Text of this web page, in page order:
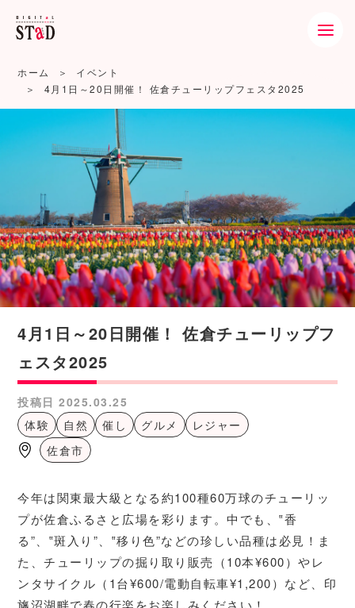
ホーム
イベント
4月1日～20日開催！ 佐倉チューリップフェスタ2025
4月1日～20日開催！ 佐倉チューリップフ
ェスタ2025
投稿日2025.03.25
体験
自然 催し グルメ
レジャー
佐倉市
今年は関東最大級となる約100種60万球のチューリッ
プが佐倉ふるさと広場を彩ります。中でも、‟香
る”、‟斑入り”、‟移り色”などの珍しい品種は必見！ま
た、チューリップの掘り取り販売（10本¥600）やレ
ンタサイクル（1台¥600/電動自転車¥1,200）など、印
旛沼湖畔で春の行楽をお楽しみください！